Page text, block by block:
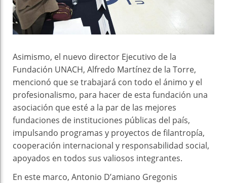
Asimismo, el nuevo director Ejecutivo de la
Fundación UNACH, Alfredo Martínez de la Torre,
mencionó que se trabajará con todo el ánimo y el
profesionalismo, para hacer de esta fundación una
asociación que esté a la par de las mejores
fundaciones de instituciones públicas del país,
impulsando programas y proyectos de filantropía,
cooperación internacional y responsabilidad social,
apoyados en todos sus valiosos integrantes.
En este marco, Antonio D’amiano Gregonis